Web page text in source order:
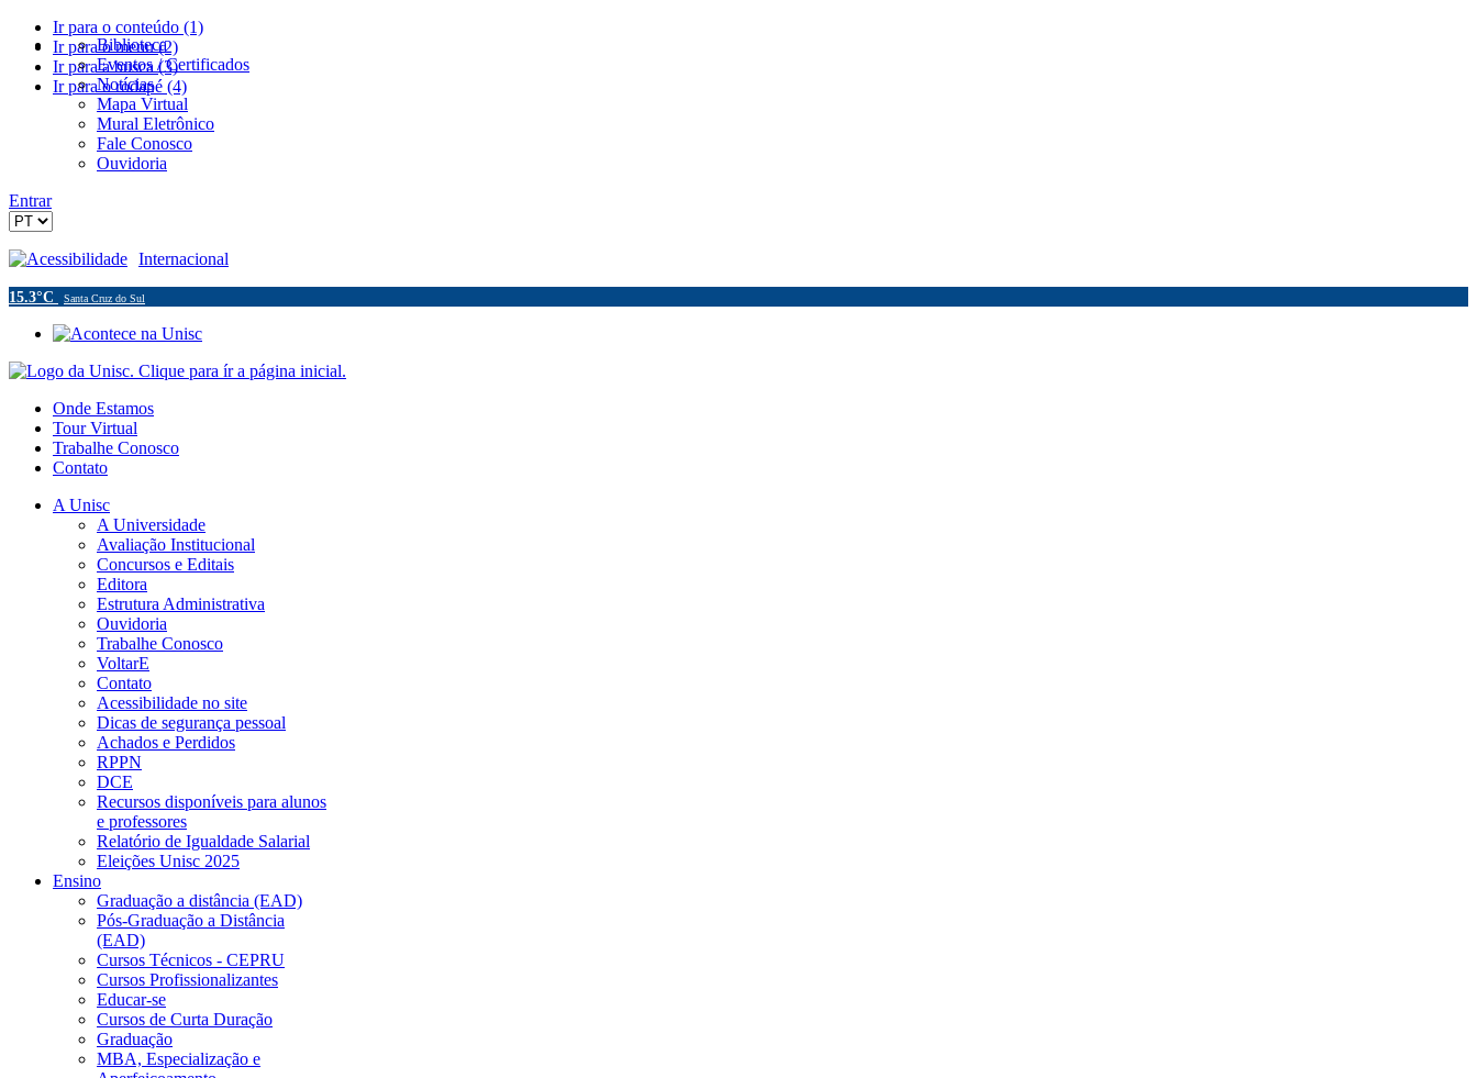
Ir para o conteúdo (1)
Ir para o menu (2)
Ir para a busca (3)
Ir para o rodapé (4)
Biblioteca
Eventos / Certificados
Notícias
Mapa Virtual
Mural Eletrônico
Fale Conosco
Ouvidoria
Entrar
Acessibilidade Internacional
15.3°C Santa Cruz do Sul
Onde Estamos
Tour Virtual
Trabalhe Conosco
Contato
A Unisc
A Universidade
Avaliação Institucional
Concursos e Editais
Editora
Estrutura Administrativa
Ouvidoria
Trabalhe Conosco
VoltarE
Contato
Acessibilidade no site
Dicas de segurança pessoal
Achados e Perdidos
RPPN
DCE
Recursos disponíveis para alunos
e professores
Relatório de Igualdade Salarial
Eleições Unisc 2025
Ensino
Graduação a distância (EAD)
Pós-Graduação a Distância
(EAD)
Cursos Técnicos - CEPRU
Cursos Profissionalizantes
Educar-se
Cursos de Curta Duração
Graduação
MBA, Especialização e